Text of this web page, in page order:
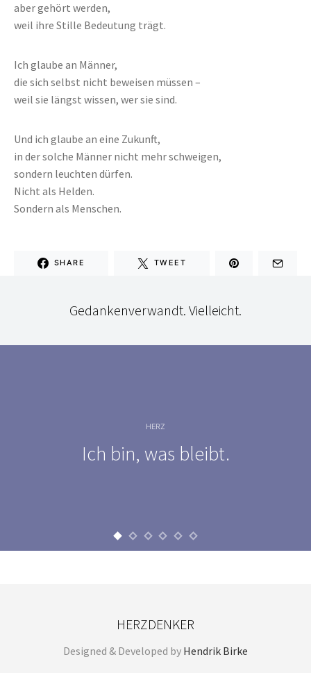
aber gehört werden,
weil ihre Stille Bedeutung trägt.
Ich glaube an Männer,
die sich selbst nicht beweisen müssen –
weil sie längst wissen, wer sie sind.
Und ich glaube an eine Zukunft,
in der solche Männer nicht mehr schweigen,
sondern leuchten dürfen.
Nicht als Helden.
Sondern als Menschen.
SHARE TWEET
Gedankenverwandt. Vielleicht.
HERZ
Ich bin, was bleibt.
HERZDENKER
Designed & Developed by Hendrik Birke